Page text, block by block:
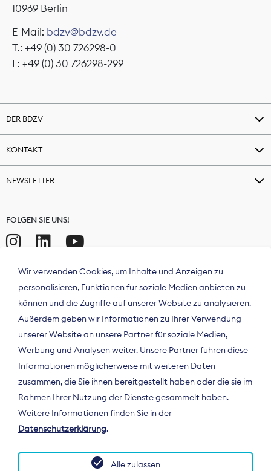
10969 Berlin
E-Mail: bdzv@bdzv.de
T.: +49 (0) 30 726298-0
F: +49 (0) 30 726298-299
DER BDZV
KONTAKT
NEWSLETTER
FOLGEN SIE UNS!
Der Bundesverband Digitalpublisher und
Zeitungsverleger (BDZV) vertritt als
Spitzenorganisation die Interessen der
Deutschland und auf EU-Ebene.
Wir verwenden Cookies, um Inhalte und Anzeigen zu
personalisieren, Funktionen für soziale Medien anbieten zu
können und die Zugriffe auf unserer Website zu analysieren.
Außerdem geben wir Informationen zu Ihrer Verwendung
unserer Website an unsere Partner für soziale Medien,
Werbung und Analysen weiter. Unsere Partner führen diese
Informationen möglicherweise mit weiteren Daten
zusammen, die Sie ihnen bereitgestellt haben oder die sie im
Rahmen Ihrer Nutzung der Dienste gesammelt haben.
Weitere Informationen finden Sie in der
Datenschutzerklärung.
Alle zulassen